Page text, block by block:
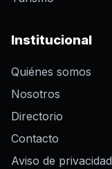
Institucional
Quiénes somos
Nosotros
Directorio
Contacto
Aviso de privacidad